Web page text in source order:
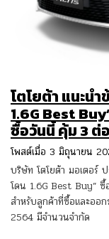
โตโยต้า แนะน
1.6G Best
ซื้อวันนี้ คุ้ม 3 ต่
โพสต์เมื่อ 3 มิถุนายน
บริษัท โตโยต้า มอเตอร์
โดน 1.6G Best Buy”
สำหรับลูกค้าที่ซื้อและออ
2564 มีจำนวนจำกัด